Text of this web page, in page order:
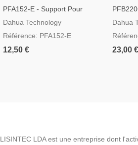
PFA152-E - Support Pour
L'installation Des Caméras
Dahua Technology
Référence: PFA152-E
12,50 €
Plafond
Dahua
Dahua
23,00 €
LISINTEC LDA est une entreprise dont